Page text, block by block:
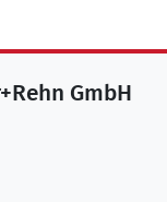
GmbH